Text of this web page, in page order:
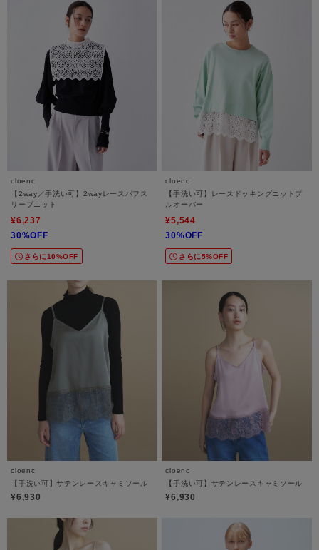
cloenc
【2way／手洗い可】2wayレースパフス
リーブニット
¥6,237
30%OFF
さらに10%OFF
cloenc
【手洗い可】レースドッキングニットプ
ルオーバー
¥5,544
30%OFF
さらに5%OFF
cloenc
【手洗い可】サテンレースキャミソール
¥6,930
cloenc
【手洗い可】サテンレースキャミソール
¥6,930